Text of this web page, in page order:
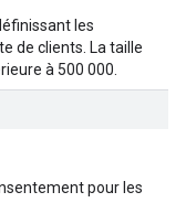
les
de clients. La taille
à 500 000.
pour les